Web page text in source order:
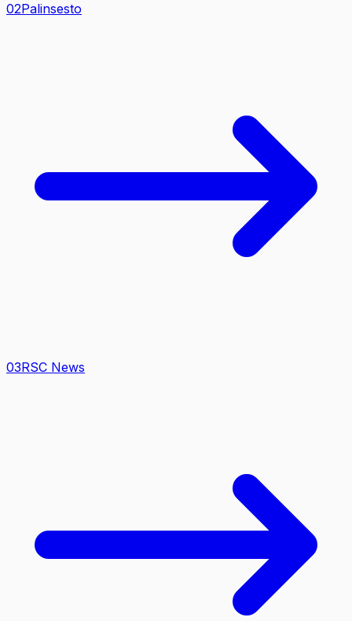
02Palinsesto
03RSC News